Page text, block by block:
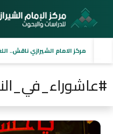
مركز الامام الشيرازي ناقش..